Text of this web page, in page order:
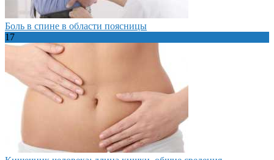
Боль в спине в области поясницы
17